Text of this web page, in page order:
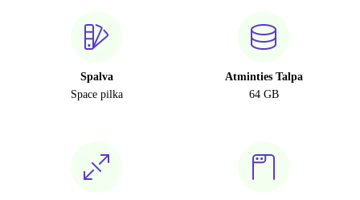
Spalva
Space pilka
Atminties Talpa
64 GB